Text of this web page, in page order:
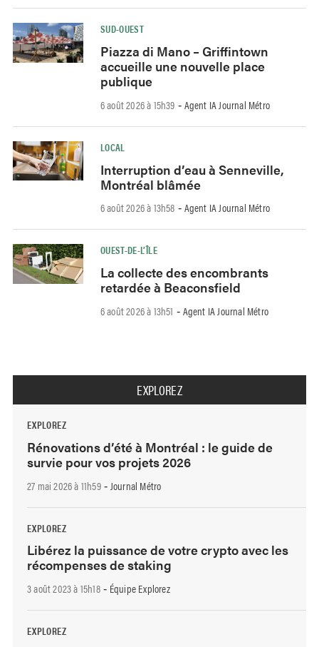
SUD-OUEST
Piazza di Mano – Griffintown
accueille une nouvelle place
publique
6 août 2026 à 15h39 - Agent IA Journal Métro
LOCAL
Interruption d’eau à Senneville,
Montréal blâmée
6 août 2026 à 13h58 - Agent IA Journal Métro
OUEST-DE-L’ÎLE
La collecte des encombrants
retardée à Beaconsfield
6 août 2026 à 13h51 - Agent IA Journal Métro
EXPLOREZ
EXPLOREZ
Rénovations d’été à Montréal : le guide de
survie pour vos projets 2026
27 mai 2026 à 11h59- Journal Métro
EXPLOREZ
Libérez la puissance de votre crypto avec les
récompenses de staking
3 août 2023 à 15h18- Équipe Explorez
EXPLOREZ